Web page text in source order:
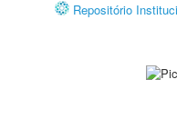
Repositório